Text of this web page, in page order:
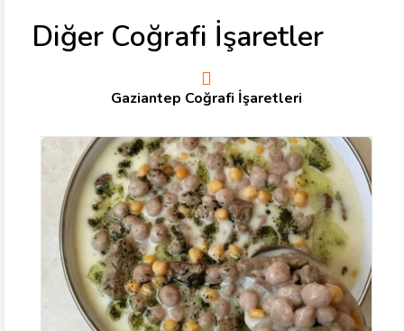
Diğer Coğrafi İşaretler
Gaziantep Coğrafi İşaretleri